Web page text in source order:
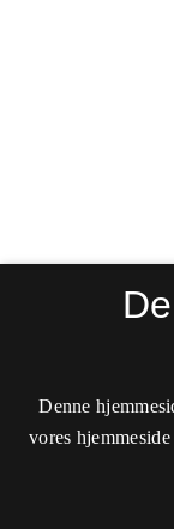
Denne
vores